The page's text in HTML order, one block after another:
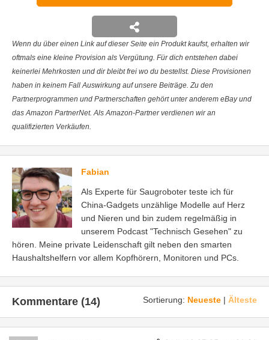
Wenn du über einen Link auf dieser Seite ein Produkt kaufst, erhalten wir
oftmals eine kleine Provision als Vergütung. Für dich entstehen dabei
keinerlei Mehrkosten und dir bleibt frei wo du bestellst. Diese Provisionen
haben in keinem Fall Auswirkung auf unsere Beiträge. Zu den
Partnerprogrammen und Partnerschaften gehört unter anderem eBay und
das Amazon PartnerNet. Als Amazon-Partner verdienen wir an
qualifizierten Verkäufen.
Fabian
Als Experte für Saugroboter teste ich für
China-Gadgets unzählige Modelle auf Herz
und Nieren und bin zudem regelmäßig in
unserem Podcast "Technisch Gesehen" zu
hören. Meine private Leidenschaft gilt neben den smarten
Haushaltshelfern vor allem Kopfhörern, Monitoren und PCs.
Sortierung: Neueste | Älteste
Kommentare (14)